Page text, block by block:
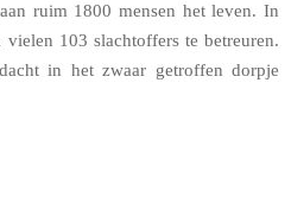
ruim 1800 mensen het leven. In
103 slachtoffers te betreuren.
in het zwaar getroffen dorpje